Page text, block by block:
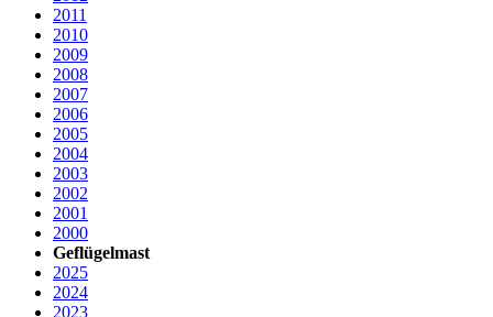
2011
2010
2009
2008
2007
2006
2005
2004
2003
2002
2001
2000
Geflügelmast
2025
2024
2023